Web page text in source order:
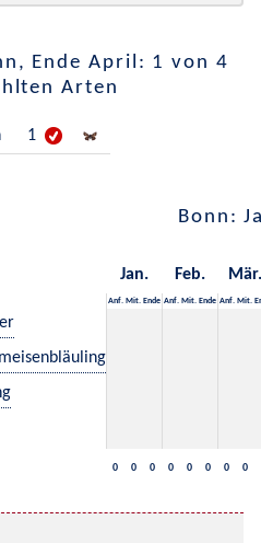
Ende April: 1 von 4
Arten
1
Bonn:
Jan. Feb. Mär.
Anf. Mit. Ende Anf. Mit. Ende Anf. Mit.
0 0 0 0 0 0 0 0